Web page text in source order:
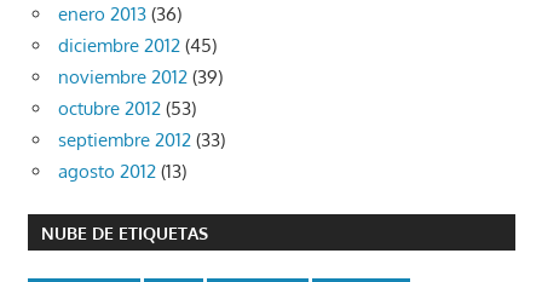
enero 2013 (36)
diciembre 2012 (45)
noviembre 2012 (39)
octubre 2012 (53)
septiembre 2012 (33)
agosto 2012 (13)
NUBE DE ETIQUETAS